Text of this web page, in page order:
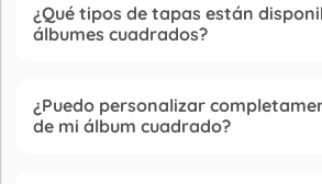
¿Qué tipos de tapas están
álbumes cuadrados?
¿Puedo personalizar
de mi álbum cuadrado?